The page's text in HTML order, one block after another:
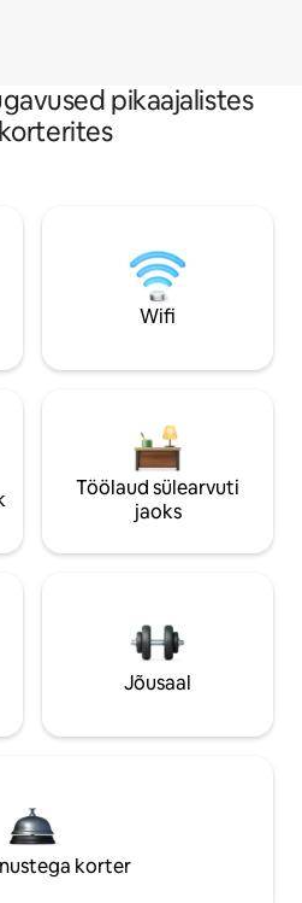
pikaajalistes
Wifi
Töölaud sülearvuti
jaoks
Jõusaal
korter